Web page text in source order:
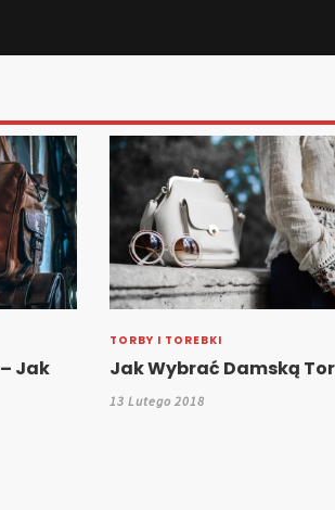
PIELĘGNACJA GALANTERII
Jak Dbać O Skórzany
13 Lutego 2018